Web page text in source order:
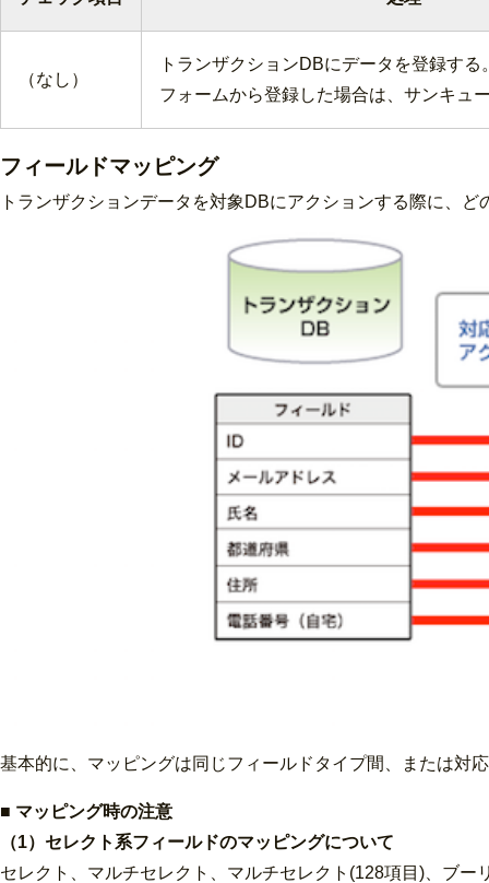
（なし）
トランザクションDBにデータを登録する
フォームから登録した場合は、サンキュ
フィールドマッピング
トランザクションデータを対象DBにアクションする際に、
基本的に、マッピングは同じフィールドタイプ間、または対
■ マッピング時の注意
（1）セレクト系フィールドのマッピングについて
セレクト、マルチセレクト、マルチセレクト(128項目)、ブー